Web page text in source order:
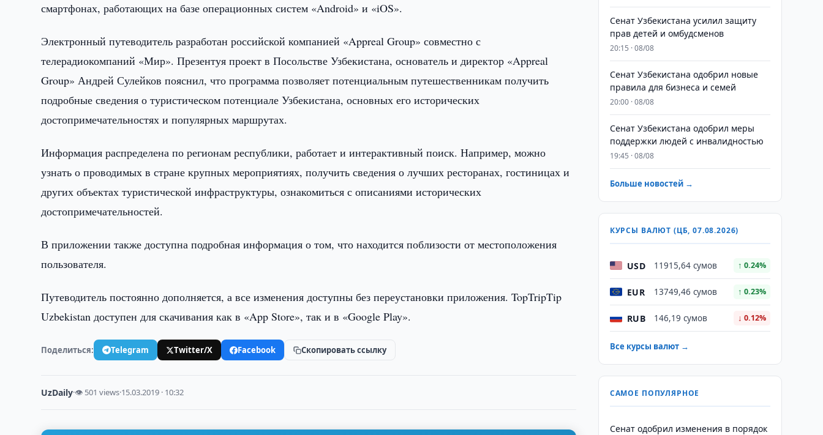
смартфонах, работающих на базе операционных систем «Android» и «iOS».
Электронный путеводитель разработан российской компанией «Appreal Group» совместно с
телерадиокомпаний «Мир». Презентуя проект в Посольстве Узбекистана, основатель и директор «Appreal
Group» Андрей Сулейков пояснил, что программа позволяет потенциальным путешественникам получить
подробные сведения о туристическом потенциале Узбекистана, основных его исторических
достопримечательностях и популярных маршрутах.
Информация распределена по регионам республики, работает и интерактивный поиск. Например, можно
узнать о проводимых в стране крупных мероприятиях, получить сведения о лучших ресторанах, гостиницах и
других объектах туристической инфраструктуры, ознакомиться с описаниями исторических
достопримечательностей.
В приложении также доступна подробная информация о том, что находится поблизости от местоположения
пользователя.
Путеводитель постоянно дополняется, а все изменения доступны без переустановки приложения. TopTripTip
Uzbekistan доступен для скачивания как в «App Store», так и в «Google Play».
Поделиться: Telegram Twitter/X Facebook Скопировать ссылку
UzDaily·👁 501 views·15.03.2019 · 10:32
Сенат Узбекистана усилил защиту
прав детей и омбудсменов
20:15 · 08/08
Сенат Узбекистана одобрил новые
правила для бизнеса и семей
20:00 · 08/08
Сенат Узбекистана одобрил меры
поддержки людей с инвалидностью
19:45 · 08/08
Больше новостей →
КУРСЫ ВАЛЮТ (ЦБ, 07.08.2026)
USD 11915,64 сумов ↑ 0.24%
EUR 13749,46 сумов ↑ 0.23%
RUB 146,19 сумов ↓ 0.12%
Все курсы валют →
САМОЕ ПОПУЛЯРНОЕ
Сенат одобрил изменения в порядок